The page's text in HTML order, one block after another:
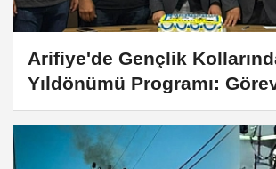
Arifiye'de Gençlik
Yıldönümü Programı:
Kutlandı